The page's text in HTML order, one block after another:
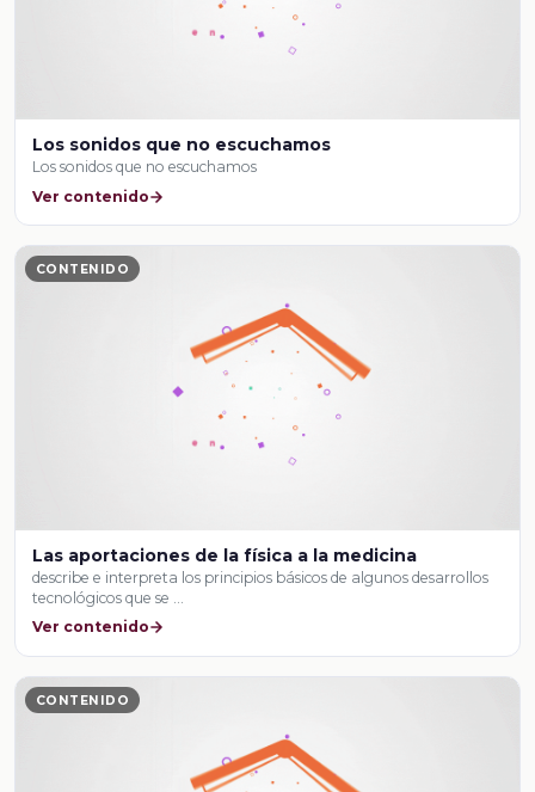
Los sonidos que no escuchamos
Los sonidos que no escuchamos
Ver contenido
CONTENIDO
Las aportaciones de la física a la medicina
describe e interpreta los principios básicos de algunos desarrollos
tecnológicos que se …
Ver contenido
CONTENIDO